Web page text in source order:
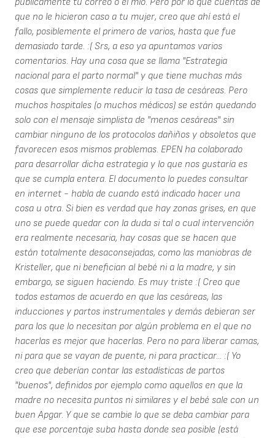
públicamente tu correo o el mío. Pero por lo que cuentas de
que no le hicieron caso a tu mujer, creo que ahí está el
fallo, posiblemente el primero de varios, hasta que fue
demasiado tarde. :( Srs, a eso ya apuntamos varios
comentarios. Hay una cosa que se llama "Estrategia
nacional para el parto normal" y que tiene muchas más
cosas que simplemente reducir la tasa de cesáreas. Pero
muchos hospitales (o muchos médicos) se están quedando
solo con el mensaje simplista de "menos cesáreas" sin
cambiar ninguno de los protocolos dañiños y obsoletos que
favorecen esos mismos problemas. EPEN ha colaborado
para desarrollar dicha estrategia y lo que nos gustaría es
que se cumpla entera. El documento lo puedes consultar
en internet - habla de cuando está indicado hacer una
cosa u otra. Si bien es verdad que hay zonas grises, en que
uno se puede quedar con la duda si tal o cual intervención
era realmente necesaria, hay cosas que se hacen que
están totalmente desaconsejadas, como las maniobras de
Kristeller, que ni benefician al bebé ni a la madre, y sin
embargo, se siguen haciendo. Es muy triste :( Creo que
todos estamos de acuerdo en que las cesáreas, las
inducciones y partos instrumentales y demás debieran ser
para los que lo necesitan por algún problema en el que no
hacerlas es mejor que hacerlas. Pero no para liberar camas,
ni para que se vayan de puente, ni para practicar... :( Yo
creo que deberían contar las estadísticas de partos
"buenos", definidos por ejemplo como aquellos en que la
madre no necesita puntos ni similares y el bebé sale con un
buen Apgar. Y que se cambie lo que se deba cambiar para
que ese porcentaje suba hasta donde sea posible (está